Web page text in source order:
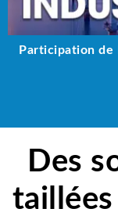
Participation de
Des